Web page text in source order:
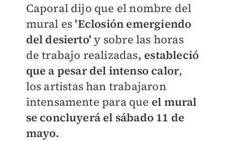
Caporal dijo que el nombre del
mural es'Eclosión emergiendo
del desierto'y sobre las horas
de trabajo realizadas, estableció
que a pesar del intenso calor,
los artistas han trabajaron
intensamente para que el mural
se concluyerá el sábado 11 de
mayo.